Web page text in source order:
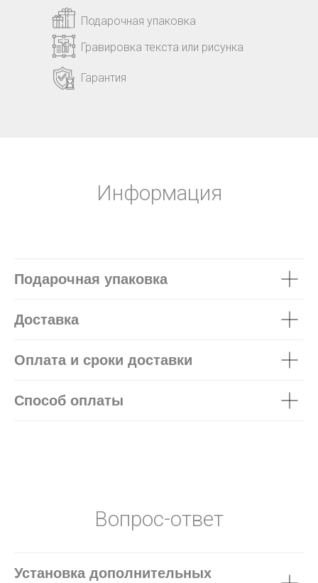
Подарочная упаковка
Гравировка текста или рисунка
Гарантия
Информация
Подарочная упаковка
Доставка
Оплата и сроки доставки
Способ оплаты
Вопрос-ответ
Установка дополнительных